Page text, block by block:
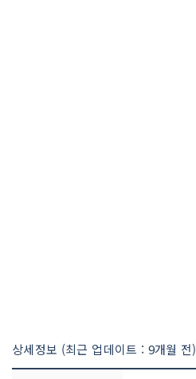
상세정보 (최근 업데이트 : 9개월 전)